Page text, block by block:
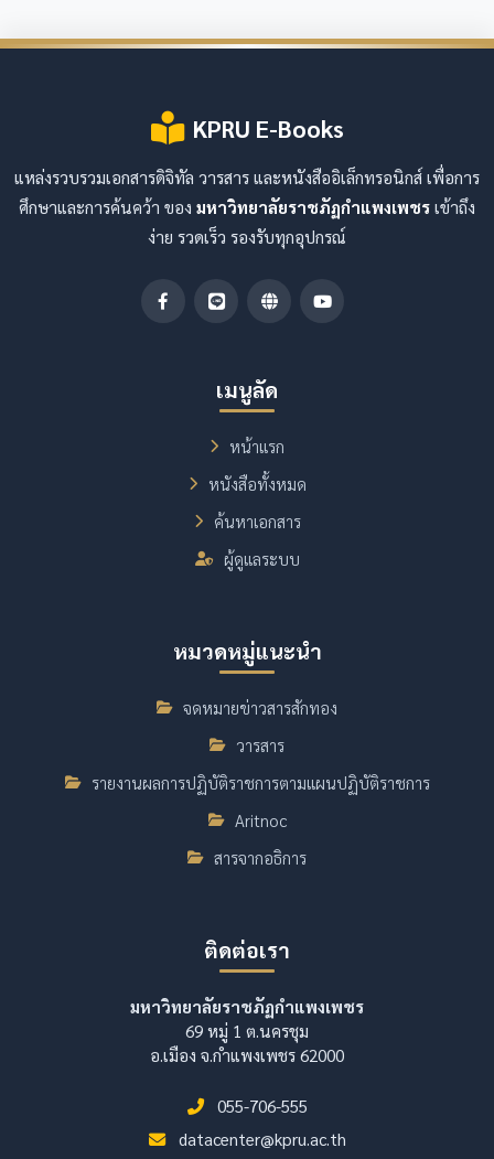
KPRU E-Books
แหล่งรวบรวมเอกสารดิจิทัล วารสาร และหนังสืออิเล็กทรอนิกส์ เพื่อการ
ศึกษาและการค้นคว้า ของ มหาวิทยาลัยราชภัฏกำแพงเพชร เข้าถึง
ง่าย รวดเร็ว รองรับทุกอุปกรณ์
เมนูลัด
หน้าแรก
หนังสือทั้งหมด
ค้นหาเอกสาร
ผู้ดูแลระบบ
หมวดหมู่แนะนำ
จดหมายข่าวสารสักทอง
วารสาร
รายงานผลการปฏิบัติราชการตามแผนปฏิบัติราชการ
Aritnoc
สารจากอธิการ
ติดต่อเรา
มหาวิทยาลัยราชภัฏกำแพงเพชร
69 หมู่ 1 ต.นครชุม
อ.เมือง จ.กำแพงเพชร 62000
055-706-555
datacenter@kpru.ac.th